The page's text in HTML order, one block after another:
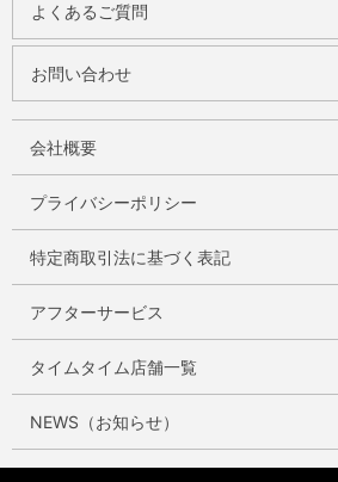
よくあるご質問
お問い合わせ
会社概要
プライバシーポリシー
特定商取引法に基づく表記
アフターサービス
タイムタイム店舗一覧
NEWS（お知らせ）